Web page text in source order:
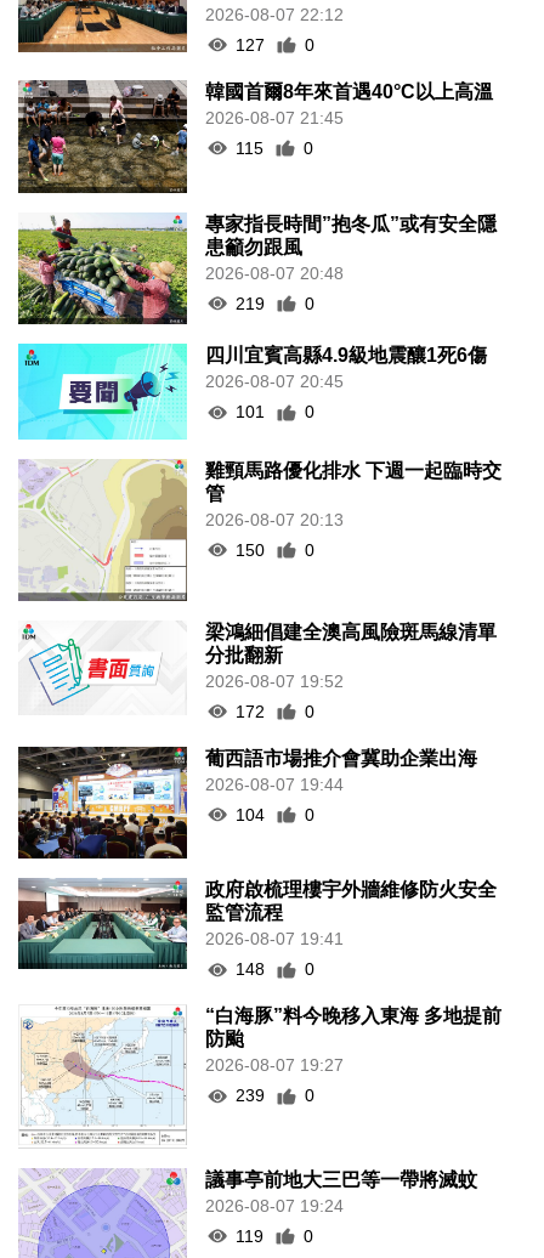
2026-08-07 22:12
127
0
韓國首爾8年來首遇40°C以上高溫
2026-08-07 21:45
115
0
專家指長時間”抱冬瓜”或有安全隱
患籲勿跟風
2026-08-07 20:48
219
0
四川宜賓高縣4.9級地震釀1死6傷
2026-08-07 20:45
101
0
雞頸馬路優化排水 下週一起臨時交
管
2026-08-07 20:13
150
0
梁鴻細倡建全澳高風險斑馬線清單
分批翻新
2026-08-07 19:52
172
0
葡西語市場推介會冀助企業出海
2026-08-07 19:44
104
0
政府啟梳理樓宇外牆維修防火安全
監管流程
2026-08-07 19:41
148
0
“白海豚”料今晚移入東海 多地提前
防颱
2026-08-07 19:27
239
0
議事亭前地大三巴等一帶將滅蚊
2026-08-07 19:24
119
0